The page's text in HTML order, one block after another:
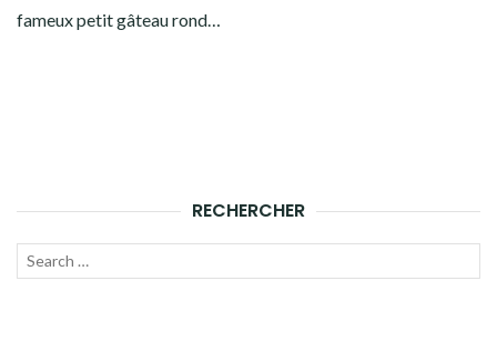
fameux petit gâteau rond…
RECHERCHER
Recherche